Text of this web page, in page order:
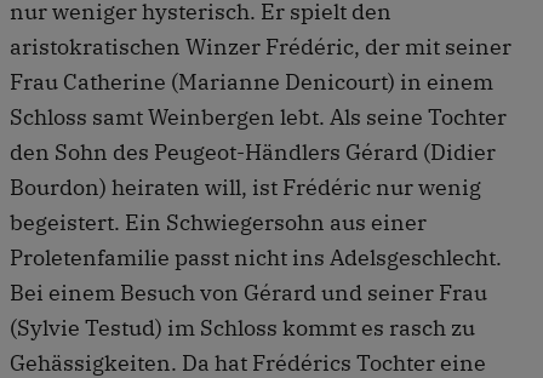
nur weniger hysterisch. Er spielt den
aristokratischen Winzer Frédéric, der mit seiner
Frau Catherine (Marianne Denicourt) in einem
Schloss samt Weinbergen lebt. Als seine Tochter
den Sohn des Peugeot-Händlers Gérard (Didier
Bourdon) heiraten will, ist Frédéric nur wenig
begeistert. Ein Schwiegersohn aus einer
Proletenfamilie passt nicht ins Adelsgeschlecht.
Bei einem Besuch von Gérard und seiner Frau
(Sylvie Testud) im Schloss kommt es rasch zu
Gehässigkeiten. Da hat Frédérics Tochter eine